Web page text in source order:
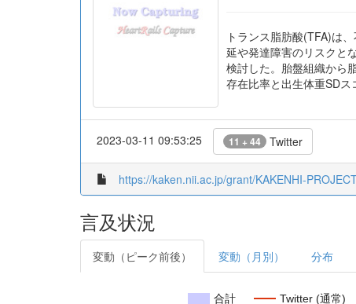
トランス脂肪酸(TFA)は
延や発達障害のリスクと
検討した。胎盤組織から
存在比率と出生体重SDス
2023-03-11 09:53:25 11 + 44 Twitter
https://kaken.nii.ac.jp/grant/KAKENHI-
言及状況
変動（ピーク前後） 変動（月別） 分布
合計 Twitter (通常)